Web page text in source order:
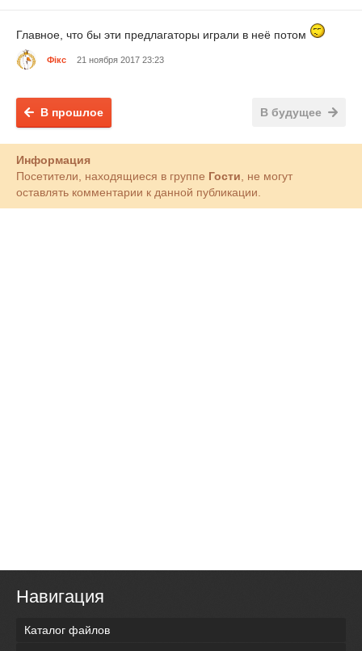
Главное, что бы эти предлагаторы играли в неё потом
Фiкс 21 ноября 2017 23:23
В будущее
В прошлое
Информация
Посетители, находящиеся в группе Гости, не могут
оставлять комментарии к данной публикации.
Навигация
Каталог файлов